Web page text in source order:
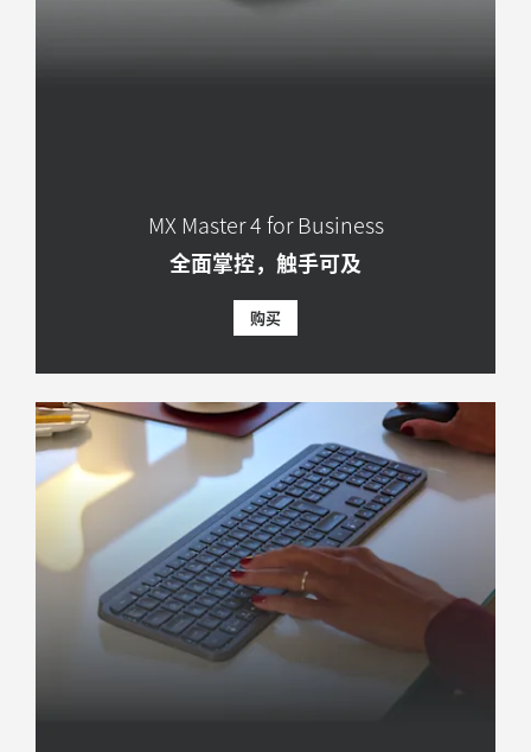
MX Master 4 for Business
全面掌控，触手可及
购买